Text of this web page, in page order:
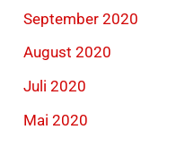
September 2020
August 2020
Juli 2020
Mai 2020